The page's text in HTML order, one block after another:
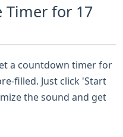
Timer for 17
a countdown timer for
filled. Just click 'Start
the sound and get